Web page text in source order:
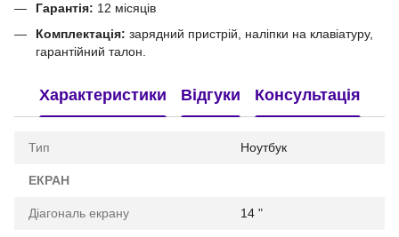
Гарантія: 12 місяців
Комплектація: зарядний пристрій, наліпки на клавіатуру,
гарантійний талон.
Характеристики Відгуки Консультація
Тип Ноутбук
ЕКРАН
Діагональ екрану 14 "